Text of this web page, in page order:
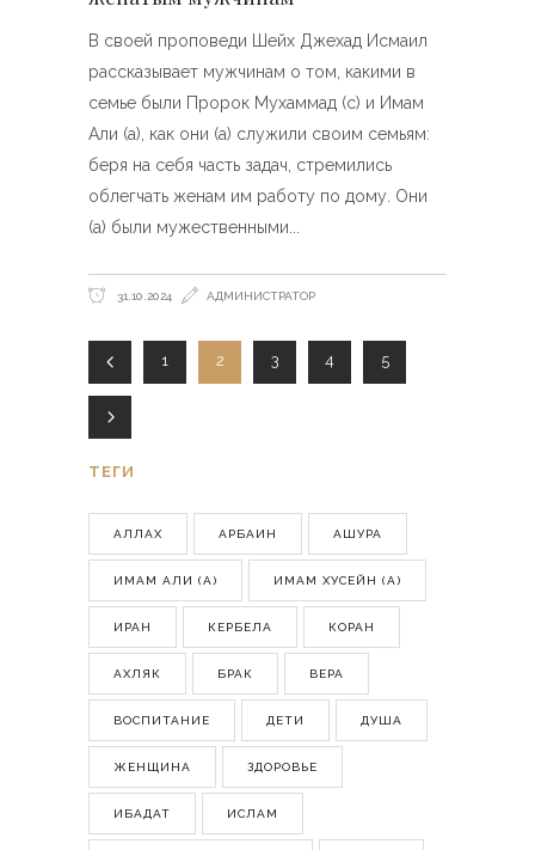
В своей проповеди Шейх Джехад Исмаил
рассказывает мужчинам о том, какими в
семье были Пророк Мухаммад (с) и Имам
Али (а), как они (а) служили своим семьям:
беря на себя часть задач, стремились
облегчать женам им работу по дому. Они
(а) были мужественными
31.10.2024 АДМИНИСТРАТОР
1 2 3 4 5
ТЕГИ
АЛЛАХ АРБАИН АШУРА
ИМАМ АЛИ (А) ИМАМ ХУСЕЙН (А)
ИРАН КЕРБЕЛА КОРАН
АХЛЯК БРАК ВЕРА
ВОСПИТАНИЕ ДЕТИ ДУША
ЖЕНЩИНА ЗДОРОВЬЕ
ИБАДАТ ИСЛАМ